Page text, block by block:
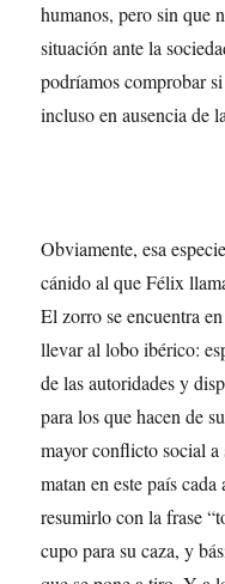
humanos, pero sin que
situación ante la
podríamos comprobar
incluso en ausencia de
Obviamente, esa
cánido al que Félix
El zorro se encuentra
llevar al lobo ibérico:
de las autoridades y
para los que hacen de
mayor conflicto social a
matan en este país
resumirlo con la frase
cupo para su caza, y